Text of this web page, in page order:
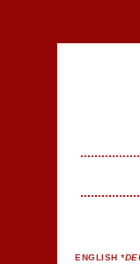
ENGLISH